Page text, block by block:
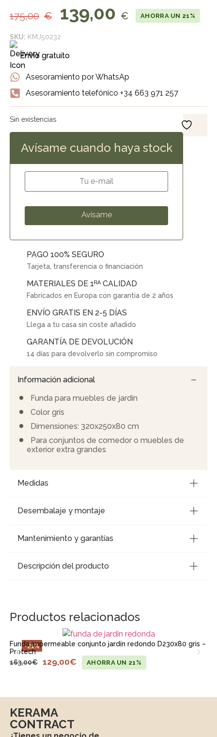
175,00 € 139,00 € AHORRA UN 21%
SKU: KMJ50232
Envío gratuito
Asesoramiento por WhatsAp
Asesoramiento telefónico +34 663 971 257
Sin existencias
Avísame cuando haya stock
PAGO 100% SEGURO
Tarjeta, transferencia o financiación
MATERIALES DE 1ᴿᴬ CALIDAD
Fabricados en Europa con garantía de 2 años
ENVÍO GRATIS EN 2-5 DÍAS
Llega a tu casa sin coste añadido
GARANTÍA DE DEVOLUCIÓN
14 días para devolverlo sin compromiso
Información adicional
Funda para muebles de jardín
Color gris
Dimensiones: 320x250x80 cm
Para conjuntos de comedor o muebles de
exterior extra grandes
Medidas
Desembalaje y montaje
Mantenimiento y garantías
Descripción del producto
Productos relacionados
-21%
Funda impermeable conjunto jardín redondo D230x80 gris –
Protech
163,00€ 129,00€ AHORRA UN 21%
KERAMA
CONTRACT